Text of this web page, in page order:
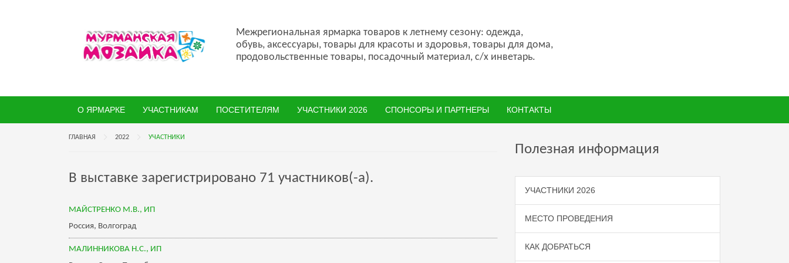
Межрегиональная ярмарка товаров к летнему сезону: одежда,
обувь, аксессуары, товары для красоты и здоровья, товары для дома,
продовольственные товары, посадочный материал, с/х инветарь.
О ЯРМАРКЕ УЧАСТНИКАМ ПОСЕТИТЕЛЯМ УЧАСТНИКИ 2026 СПОНСОРЫ И ПАРТНЕРЫ КОНТАКТЫ
ГЛАВНАЯ 2022 УЧАСТНИКИ
В выставке зарегистрировано 71 участников(-а).
МАЙСТРЕНКО М.В., ИП
Россия, Волгоград
МАЛИННИКОВА Н.С., ИП
Полезная информация
УЧАСТНИКИ 2026
МЕСТО ПРОВЕДЕНИЯ
КАК ДОБРАТЬСЯ